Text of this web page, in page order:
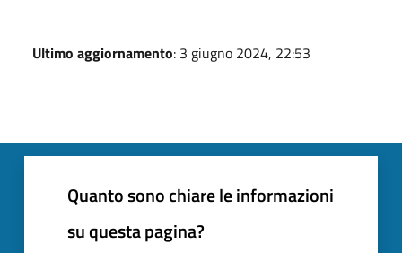
Ultimo aggiornamento: 3 giugno 2024, 22:53
Quanto sono chiare le informazioni
su questa pagina?